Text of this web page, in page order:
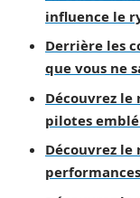
influence le
Derrière les
que vous ne
Découvrez le
pilotes
Découvrez le